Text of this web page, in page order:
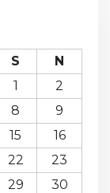
S
N
1
2
8
9
15
16
22
23
29
30